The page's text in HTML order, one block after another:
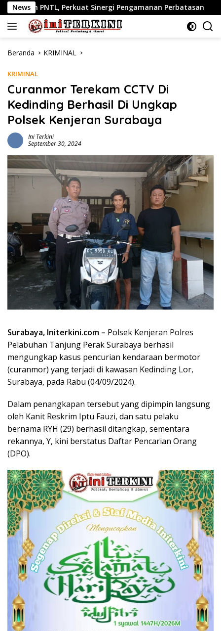
Langsung
ke
konten
News
Sinergi Pengamanan Perbatasan Respon Cepat
Beranda KRIMINAL
KRIMINAL
Curanmor Terekam CCTV Di
Kedinding Berhasil Di Ungkap
Polsek Kenjeran Surabaya
Ini Terkini
September 30, 2024
Surabaya, Initerkini.com – Polsek Kenjeran Polres
Pelabuhan Tanjung Perak Surabaya berhasil
mengungkap kasus pencurian kendaraan bermotor
(curanmor) yang terjadi di kawasan Kedinding Lor,
Surabaya, pada Rabu (04/09/2024).
Dalam penangkapan tersebut yang dipimpin langsung
oleh Kanit Reskrim Iptu Fauzi, dan satu pelaku
bernama RYH (29) berhasil ditangkap, sementara
rekannya, Y, kini berstatus Daftar Pencarian Orang
(DPO).